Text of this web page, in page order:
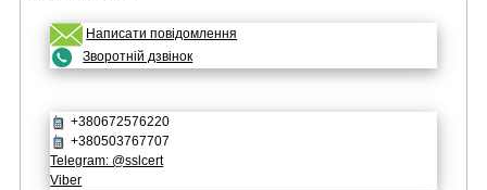
Написати повідомлення
Зворотній дзвінок
+380672576220
+380503767707
Telegram: @sslcert
Viber